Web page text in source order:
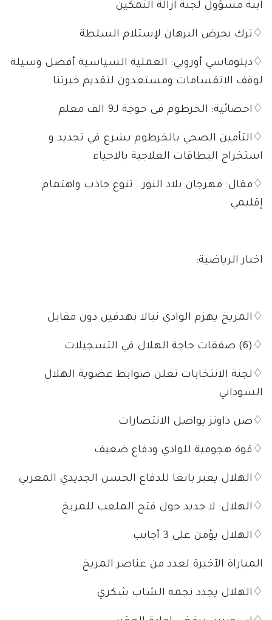
ابنة مسؤول لجنة ازالة التمكين
♢ترك يحرض البرهان لإستلام السلطة
♢دبلوماسي أوروبي: العملية السياسية أفضل وسيلة
لوقف الانقسامات ومستعدون لتقديم خبرتنا
♢احصائية: الخرطوم فى حوجة لـ9 الف معلم
♢التأمين الصحي بالخرطوم يشرع في تجديد و
استخراج البطاقات العلاجية بالاحياء
♢مقال: مهرجان بلاد النور.. تنوع جاذب واهتمام
إقليمي
اخبار الرياضية:
♢المريخ يهزم الوادي نيالا بهدفين دون مقابل
♢(6) صفقات حاجة الهلال في التسجيلات
♢لجنة الانتخابات تعلن ضوابط عضوية الهلال
السوداني
♢صن داونز يواصل الانتصارات
♢قوة هجومية للوادي ودفاع ضعيف
♢الهلال يعير بانغا للدفاع الحسن الجديدي المغربي
♢الهلال: لا جديد حول فتح الملعب للمريخ
♢الهلال يؤمن على 3 أجانب
المباراة الآخيرة لعدد من عناصر المريخ
♢الهلال يجدد نجمه الشاب شكري